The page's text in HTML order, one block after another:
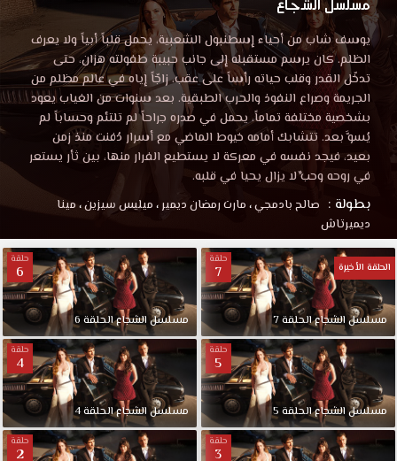
مسلسل الشجاع
يوسف شاب من أحياء إسطنبول الشعبية، يحمل قلباً أبياً ولا يعرف
الظلم. كان يرسم مستقبله إلى جانب حبيبة طفولته هزان، حتى
تدخّل القدر وقلب حياته رأساً على عقب، زاجّاً إياه في عالم مظلم من
الجريمة وصراع النفوذ والحرب الطبقية. بعد سنوات من الغياب يعود
بشخصية مختلفة تماماً، يحمل في صدره جراحاً لم تلتئم وحساباً لم
يُسوَّ بعد. تتشابك أمامه خيوط الماضي مع أسرار دُفنت منذ زمن
بعيد، فيجد نفسه في معركة لا يستطيع الفرار منها، بين ثأر يستعر
في روحه وحبٍّ لا يزال يحيا في قلبه.
بطولة : صالح بادمجي، مارت رمضان ديمير ، ميليس سيزين، مينا
ديميرتاش
الحلقة الأخيرة
حلقة
7
مسلسل الشجاع الحلقة 7
حلقة
6
مسلسل الشجاع الحلقة 6
حلقة
5
مسلسل الشجاع الحلقة 5
حلقة
4
مسلسل الشجاع الحلقة 4
حلقة
3
حلقة
2